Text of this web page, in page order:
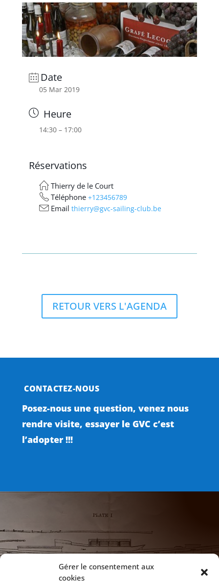
Gérer le consentement aux
cookies
Date
05 Mar 2019
Heure
14:30 – 17:00
Réservations
Thierry de le Court
Téléphone +123456789
Email thierry@gvc-sailing-club.be
RETOUR VERS L'AGENDA
CONTACTEZ-NOUS
Posez-nous une question, venez nous
rendre visite, essayer le GVC c’est
l’adopter !!!
NOTRE ADRESSE
172 Chaussée de Vilvoorde